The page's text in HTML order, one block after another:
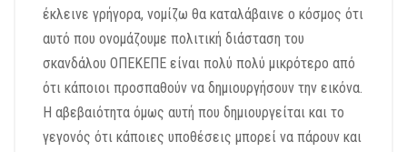
έκλεινε γρήγορα, νομίζω θα καταλάβαινε ο κόσμος ότι
αυτό που ονομάζουμε πολιτική διάσταση του
σκανδάλου ΟΠΕΚΕΠΕ είναι πολύ πολύ μικρότερο από
ότι κάποιοι προσπαθούν να δημιουργήσουν την εικόνα.
Η αβεβαιότητα όμως αυτή που δημιουργείται και το
γεγονός ότι κάποιες υποθέσεις μπορεί να πάρουν και